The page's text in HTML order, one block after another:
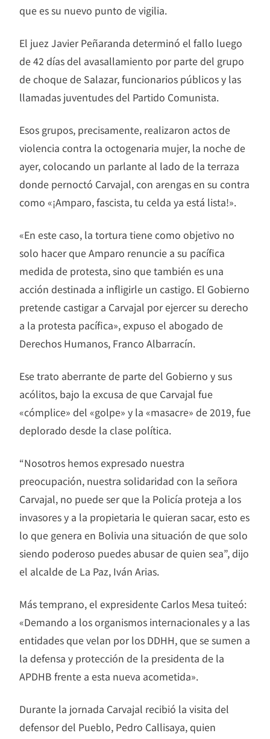
que es su nuevo punto de vigilia.
El juez Javier Peñaranda determinó el fallo luego
de 42 días del avasallamiento por parte del grupo
de choque de Salazar, funcionarios públicos y las
llamadas juventudes del Partido Comunista.
Esos grupos, precisamente, realizaron actos de
violencia contra la octogenaria mujer, la noche de
ayer, colocando un parlante al lado de la terraza
donde pernoctó Carvajal, con arengas en su contra
como «¡Amparo, fascista, tu celda ya está lista!».
«En este caso, la tortura tiene como objetivo no
solo hacer que Amparo renuncie a su pacífica
medida de protesta, sino que también es una
acción destinada a infligirle un castigo. El Gobierno
pretende castigar a Carvajal por ejercer su derecho
a la protesta pacífica», expuso el abogado de
Derechos Humanos, Franco Albarracín.
Ese trato aberrante de parte del Gobierno y sus
acólitos, bajo la excusa de que Carvajal fue
«cómplice» del «golpe» y la «masacre» de 2019, fue
deplorado desde la clase política.
“Nosotros hemos expresado nuestra
preocupación, nuestra solidaridad con la señora
Carvajal, no puede ser que la Policía proteja a los
invasores y a la propietaria le quieran sacar, esto es
lo que genera en Bolivia una situación de que solo
siendo poderoso puedes abusar de quien sea”, dijo
el alcalde de La Paz, Iván Arias.
Más temprano, el expresidente Carlos Mesa tuiteó:
«Demando a los organismos internacionales y a las
entidades que velan por los DDHH, que se sumen a
la defensa y protección de la presidenta de la
APDHB frente a esta nueva acometida».
Durante la jornada Carvajal recibió la visita del
defensor del Pueblo, Pedro Callisaya, quien